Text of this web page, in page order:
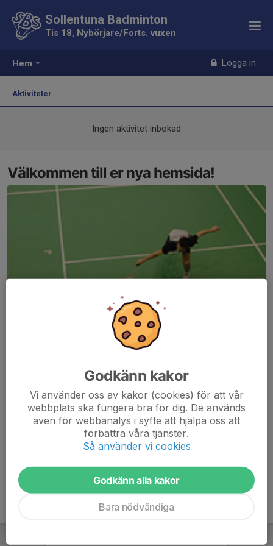
Hem Logga in
Sollentuna Badminton
Tis 18, Nybörjare/Forts. vuxen
Aktiviteter
Ingen aktivitet inbokad
Välkommen till er nya hemsida!
Här hamnar automatiskt de senaste nyheterna på hemsidan. För
att kunna börja administrera hemsidan loggar du in högst upp till
höger.
Godkänn kakor
Vi använder oss av kakor (cookies) för att vår
webbplats ska fungera bra för dig. De används
även för webbanalys i syfte att hjälpa oss att
förbättra våra tjänster.
Så använder vi cookies
Godkänn alla kakor
Bara nödvändiga